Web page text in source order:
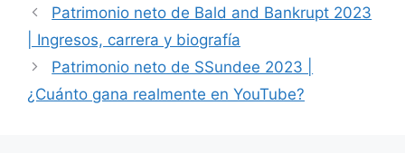
Patrimonio neto de Bald and Bankrupt 2023
| Ingresos, carrera y biografía
Patrimonio neto de SSundee 2023 |
¿Cuánto gana realmente en YouTube?